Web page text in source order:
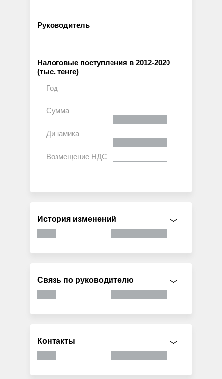
Руководитель
Налоговые поступления в 2012-2020
(тыс. тенге)
История изменений
Связь по руководителю
Контакты